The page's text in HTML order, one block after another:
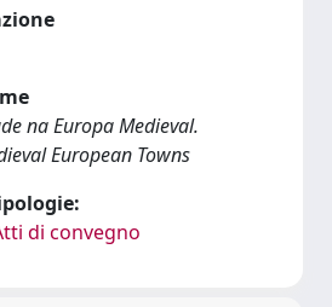
na Europa Medieval.
European Towns
di convegno